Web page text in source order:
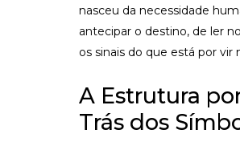
nasceu da necessidade
antecipar o destino, de ler
os sinais do que está por vir
A Estrutura
Trás dos